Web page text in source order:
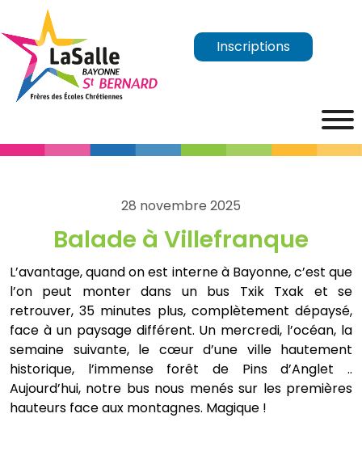
Inscriptions
28 novembre 2025
Balade à Villefranque
L’avantage, quand on est interne à Bayonne, c’est que
l’on peut monter dans un bus Txik Txak et se
retrouver, 35 minutes plus, complètement dépaysé,
face à un paysage différent. Un mercredi, l’océan, la
semaine suivante, le cœur d’une ville hautement
historique, l’immense forêt de Pins d’Anglet ..
Aujourd’hui, notre bus nous menés sur les premières
hauteurs face aux montagnes. Magique !